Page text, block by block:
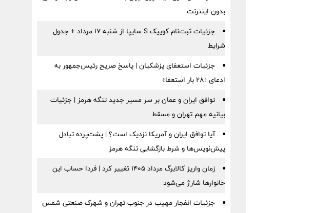
بدون اینترنت
جزئیات ثبت‌نام کوییک S سایپا از شنبه ۱۷ مرداد + جدول
شرایط
جزئیات استعفای پزشکیان | پاسخ صریح رئیس‌جمهور به
ادعای «۲۸ بار استعفا»
توافق ایران و عمان بر سر مسیر جدید تنگه هرمز | جزئیات
بیانیه مهم تهران و مسقط
آیا توافق ایران و آمریکا نزدیک است؟ | پشت‌پرده تبادل
پیش‌نویس‌ها و شرط بازگشایی تنگه هرمز
زمان واریز کالابرگ مرداد ۱۴۰۵ تغییر کرد | فردا حساب این
خانوارها شارژ می‌شود
جزئیات انفجار مهیب در جنوب تهران و شهرک صنعتی شمس